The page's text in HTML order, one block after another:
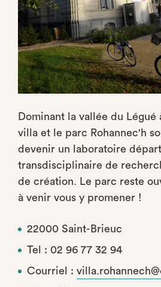
Dominant la vallée du Légué
villa et le parc Rohannec'h
devenir un laboratoire
transdisciplinaire de
de création. Le parc reste
à venir vous y promener !
22000 Saint-Brieuc
Tel : 02 96 77 32 94
Courriel :